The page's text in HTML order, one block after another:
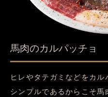
馬肉のカルパッチョ
ヒレやタテガミなどをカル
シンプルであるからこそ